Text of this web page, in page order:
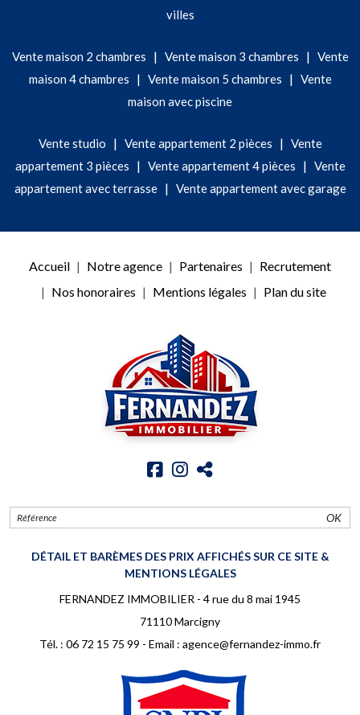
villes
Vente maison 2 chambres | Vente maison 3 chambres | Vente
maison 4 chambres
| Vente maison 5 chambres | Vente
maison avec piscine
Vente studio | Vente appartement 2 pièces | Vente
appartement 3 pièces
| Vente appartement 4 pièces | Vente
appartement avec terrasse| Vente appartement avec garage
Accueil Notre agence Partenaires
Recrutement
Nos honoraires
Mentions légales Plan du site
OK
DÉTAIL ET BARÈMES DES PRIX AFFICHÉS SUR CE SITE &
MENTIONS LÉGALES
FERNANDEZ IMMOBILIER - 4 rue du 8 mai 1945
71110 Marcigny
Tél. : 06 72 15 75 99 - Email : agence@fernandez-immo.fr